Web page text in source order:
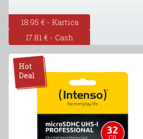
18.95 € - Kartica
17.81 € - Cash
Hot
Deal